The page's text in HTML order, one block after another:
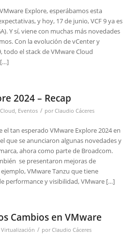
Explore, esperábamos esta
y hoy, 17 de junio, VCF 9 ya es
Y sí, viene con muchas más novedades
Con la evolución de vCenter y
todo el stack de VMware Cloud
2024 – Recap
Cloud Eventos / porClaudio Cáceres
el tan esperado VMware Explore 2024 en
que se anunciaron algunas novedades y
ahora como parte de Broadcom.
se presentaron mejoras de
VMware Tanzu que tiene
performance y visibilidad, VMware […]
Cambios en VMware
Virtualización / porClaudio Cáceres